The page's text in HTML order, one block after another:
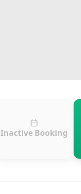
Inactive Booking